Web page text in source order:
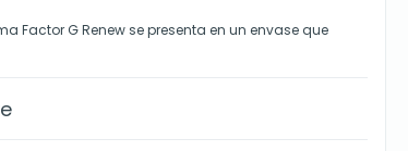
Factor G Renew se presenta en un envase que